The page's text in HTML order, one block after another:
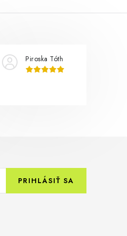
Piroska Tóth
PRIHLÁSIŤ SA